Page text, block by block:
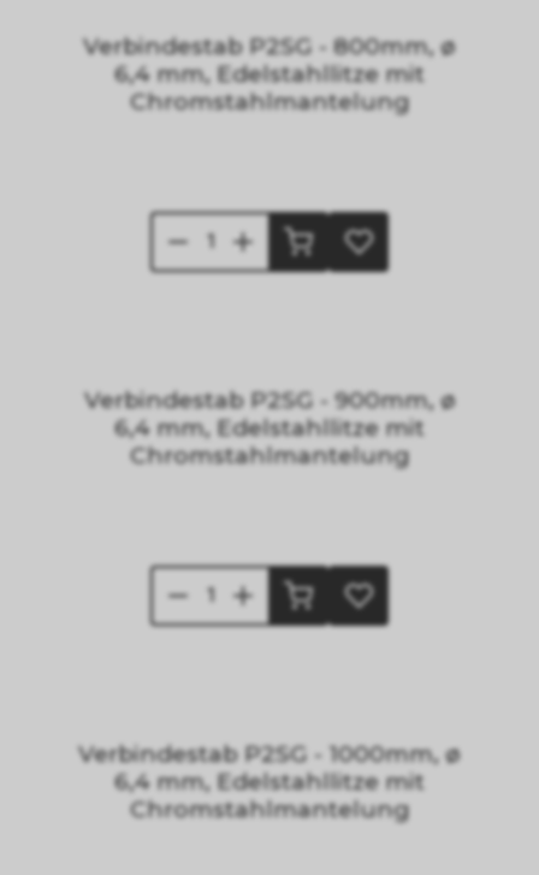
Verbindestab P2SG - 800mm, ø
6,4 mm, Edelstahllitze mit
Chromstahlmantelung
Verbindestab P2SG - 900mm, ø
6,4 mm, Edelstahllitze mit
Chromstahlmantelung
Verbindestab P2SG - 1000mm, ø
6,4 mm, Edelstahllitze mit
Chromstahlmantelung